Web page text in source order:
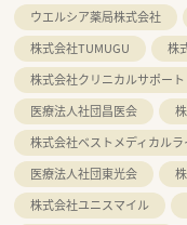
ウエルシア薬局株式会社
株式会社TUMUGU
株
株式会社クリニカルサポート
医療法人社団昌医会
株式会社ベストメディカルラ
医療法人社団東光会
株式会社ユニスマイル